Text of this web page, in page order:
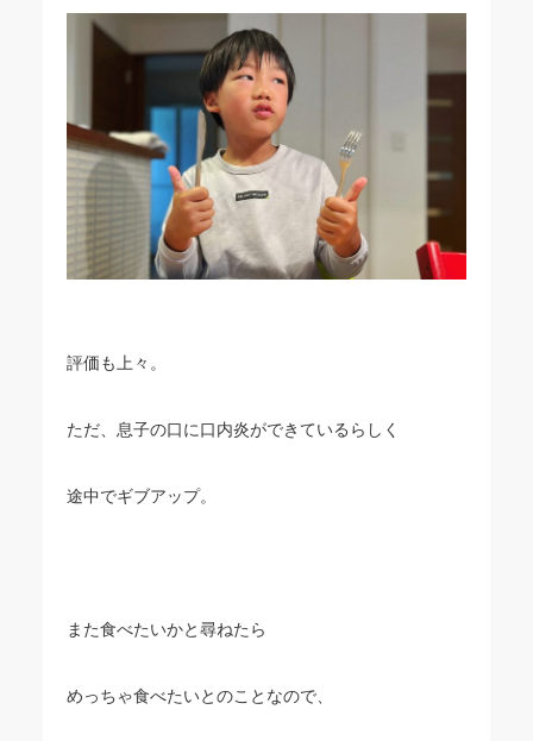
評価も上々。
ただ、息子の口に口内炎ができているらしく
途中でギブアップ。
また食べたいかと尋ねたら
めっちゃ食べたいとのことなので、